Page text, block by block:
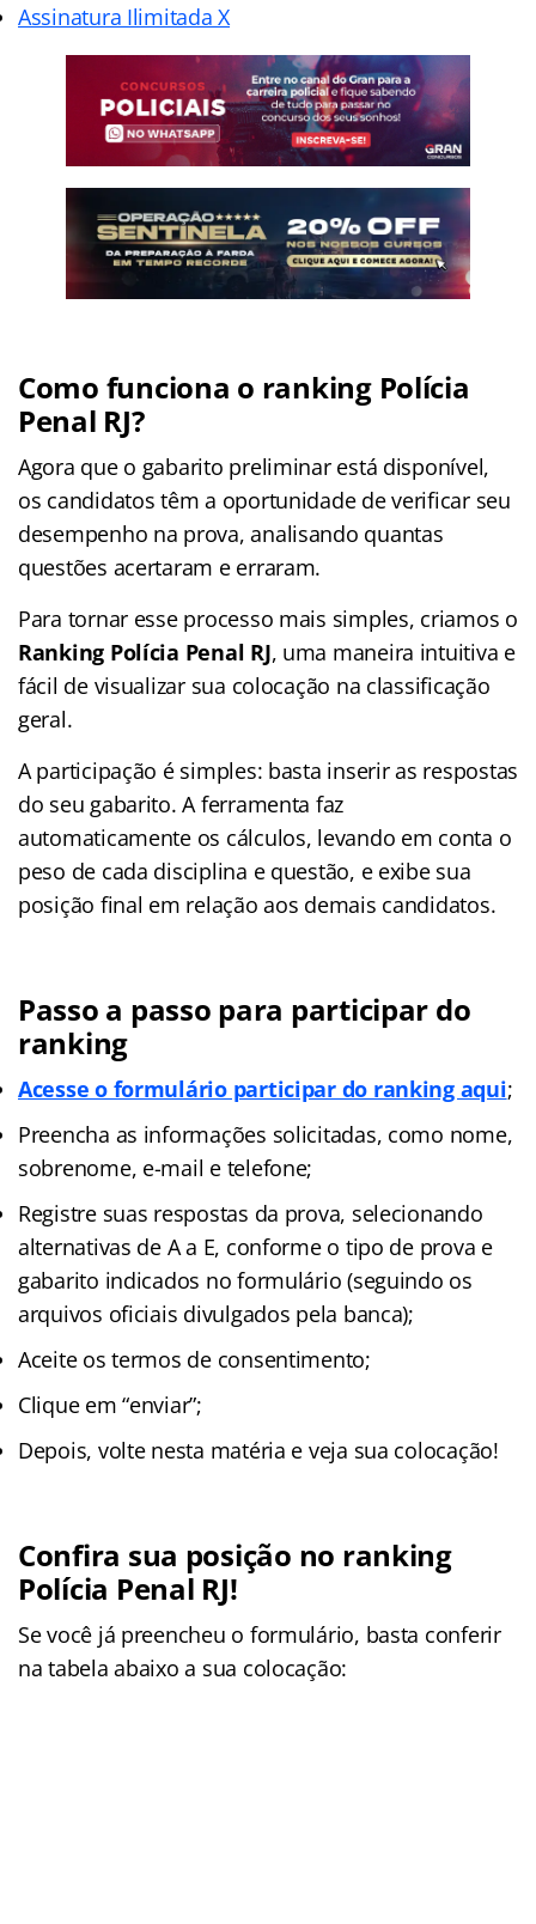
Assinatura Ilimitada X
Como funciona o ranking Polícia
Penal RJ?
Agora que o gabarito preliminar está disponível,
os candidatos têm a oportunidade de verificar seu
desempenho na prova, analisando quantas
questões acertaram e erraram.
Para tornar esse processo mais simples, criamos o
Ranking Polícia Penal RJ, uma maneira intuitiva e
fácil de visualizar sua colocação na classificação
geral.
A participação é simples: basta inserir as respostas
do seu gabarito. A ferramenta faz
automaticamente os cálculos, levando em conta o
peso de cada disciplina e questão, e exibe sua
posição final em relação aos demais candidatos.
Passo a passo para participar do
ranking
Acesse o formulário participar do ranking aqui;
Preencha as informações solicitadas, como nome,
sobrenome, e-mail e telefone;
Registre suas respostas da prova, selecionando
alternativas de A a E, conforme o tipo de prova e
gabarito indicados no formulário (seguindo os
arquivos oficiais divulgados pela banca);
Aceite os termos de consentimento;
Clique em “enviar”;
Depois, volte nesta matéria e veja sua colocação!
Confira sua posição no ranking
Polícia Penal RJ!
Se você já preencheu o formulário, basta conferir
na tabela abaixo a sua colocação: